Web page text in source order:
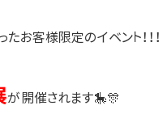
お客様限定のイベント！！！
が開催されます🎠🎊